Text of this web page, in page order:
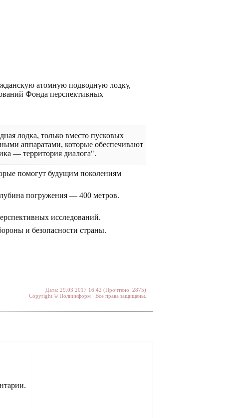
атомную подводную лодку,
Фонда перспективных
лодка, только вместо пусковых
аппаратами, которые обеспечивают
— территория диалога".
помогут будущим поколениям
погружения — 400 метров.
исследований.
и безопасности страны.
Дата: 29.03.2017 16:42 (Прочтено: 2875)
Copyright © Полиинформ Все права защищены.